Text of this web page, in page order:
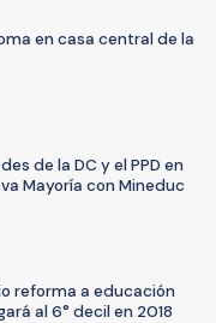
en casa central de la
de la DC y el PPD en
Mayoría con Mineduc
reforma a educación
al 6° decil en 2018